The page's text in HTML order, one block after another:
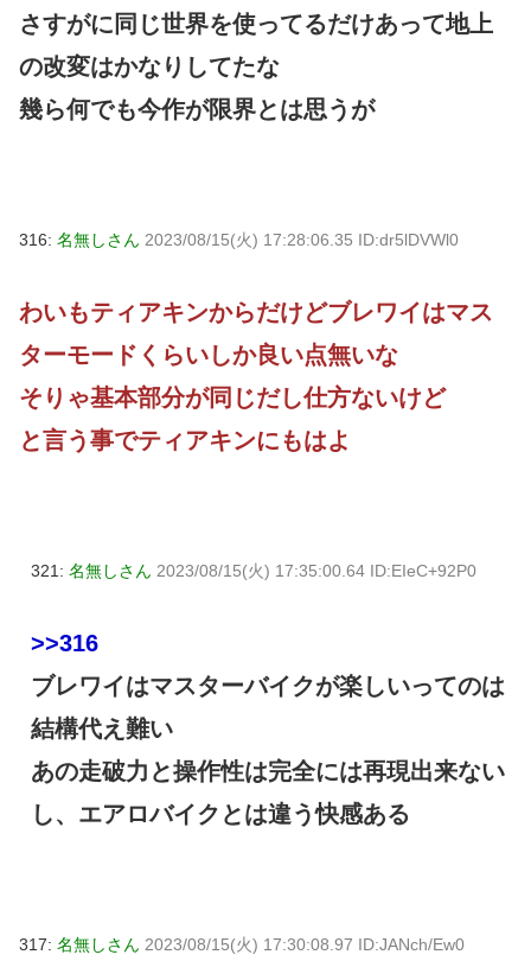
さすがに同じ世界を使ってるだけあって地上
の改変はかなりしてたな
幾ら何でも今作が限界とは思うが
316: 名無しさん 2023/08/15(火) 17:28:06.35 ID:dr5lDVWl0
わいもティアキンからだけどブレワイはマス
ターモードくらいしか良い点無いな
そりゃ基本部分が同じだし仕方ないけど
と言う事でティアキンにもはよ
321: 名無しさん 2023/08/15(火) 17:35:00.64 ID:EIeC+92P0
>>316
ブレワイはマスターバイクが楽しいってのは
結構代え難い
あの走破力と操作性は完全には再現出来ない
し、エアロバイクとは違う快感ある
317: 名無しさん 2023/08/15(火) 17:30:08.97 ID:JANch/Ew0